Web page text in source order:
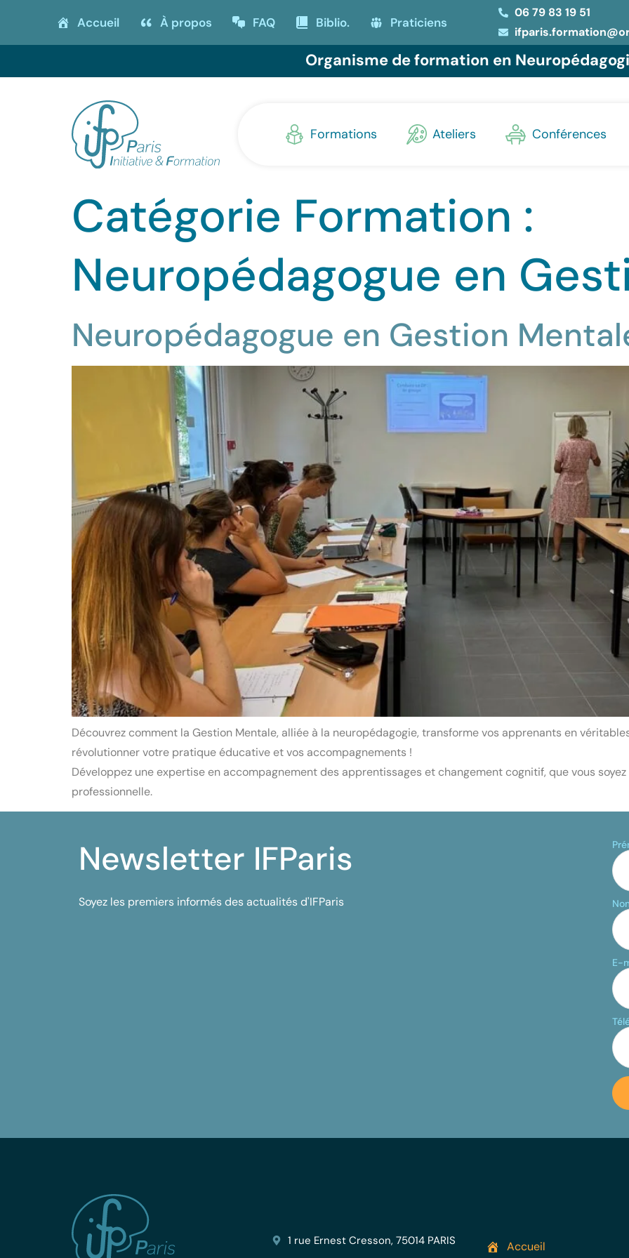
Accueil À propos FAQ Biblio. Praticiens
06 79 83 19 51
Organisme de formation en
Formations Ateliers Conférences
Catégorie Formation :
Neuropédagogue en
Neuropédagogue en Gestion
Découvrez comment la Gestion Mentale, alliée à la neuropédagogie, transforme vos apprenants en
révolutionner votre pratique éducative et vos accompagnements !
Développez une expertise en accompagnement des apprentissages et changement cognitif, que vous
professionnelle.
Newsletter IFParis
Soyez les premiers informés des actualités d'IFParis
E-
1 rue Ernest Cresson, 75014 PARIS Accueil